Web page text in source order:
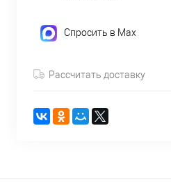
Спросить в Max
Рассчитать доставку